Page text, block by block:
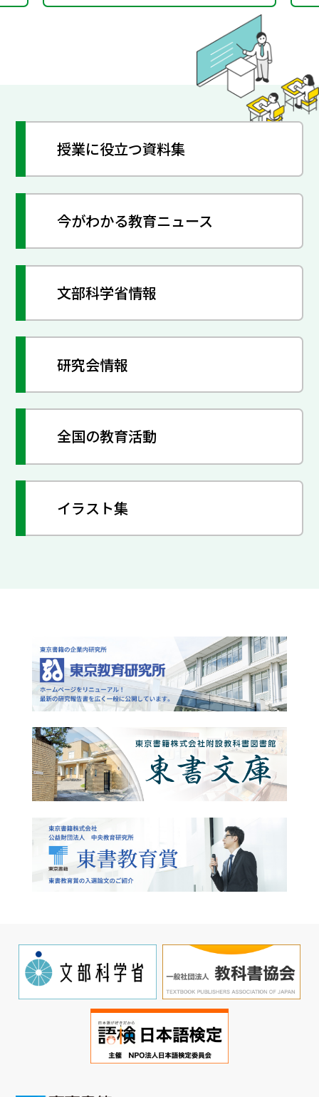
授業に役立つ資料集
今がわかる教育ニュース
文部科学省情報
研究会情報
全国の教育活動
イラスト集